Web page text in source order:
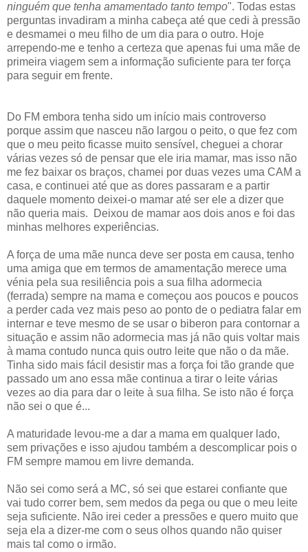
ninguém que tenha amamentado tanto tempo". Todas estas
perguntas invadiram a minha cabeça até que cedi à pressão
e desmamei o meu filho de um dia para o outro. Hoje
arrependo-me e tenho a certeza que apenas fui uma mãe de
primeira viagem sem a informação suficiente para ter força
para seguir em frente.
Do FM embora tenha sido um início mais controverso
porque assim que nasceu não largou o peito, o que fez com
que o meu peito ficasse muito sensível, cheguei a chorar
várias vezes só de pensar que ele iria mamar, mas isso não
me fez baixar os braços, chamei por duas vezes uma CAM a
casa, e continuei até que as dores passaram e a partir
daquele momento deixei-o mamar até ser ele a dizer que
não queria mais. Deixou de mamar aos dois anos e foi das
minhas melhores experiências.
A força de uma mãe nunca deve ser posta em causa, tenho
uma amiga que em termos de amamentação merece uma
vénia pela sua resiliência pois a sua filha adormecia
(ferrada) sempre na mama e começou aos poucos e poucos
a perder cada vez mais peso ao ponto de o pediatra falar em
internar e teve mesmo de se usar o biberon para contornar a
situação e assim não adormecia mas já não quis voltar mais
à mama contudo nunca quis outro leite que não o da mãe.
Tinha sido mais fácil desistir mas a força foi tão grande que
passado um ano essa mãe continua a tirar o leite várias
vezes ao dia para dar o leite à sua filha. Se isto não é força
não sei o que é...
A maturidade levou-me a dar a mama em qualquer lado,
sem privações e isso ajudou também a descomplicar pois o
FM sempre mamou em livre demanda.
Não sei como será a MC, só sei que estarei confiante que
vai tudo correr bem, sem medos da pega ou que o meu leite
seja suficiente. Não irei ceder a pressões e quero muito que
seja ela a dizer-me com o seus olhos quando não quiser
mais tal como o irmão.